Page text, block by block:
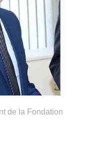
de la Fondation